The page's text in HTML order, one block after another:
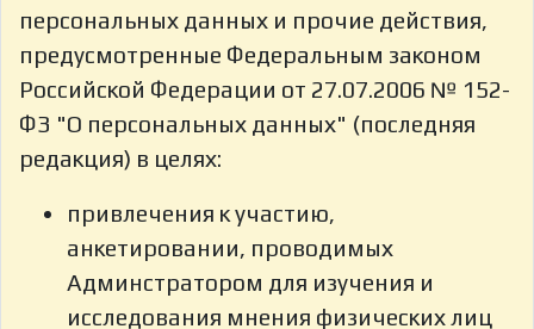
персональных данных и прочие действия,
предусмотренные Федеральным законом
Российской Федерации от 27.07.2006 № 152-
ФЗ "О персональных данных" (последняя
редакция) в целях:
привлечения к участию,
анкетировании, проводимых
Админстратором для изучения и
исследования мнения физических лиц